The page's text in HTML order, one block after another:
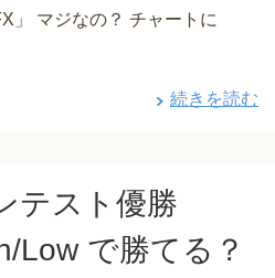
」 マジなの？ チャートに
続きを読む
テスト優勝
Low で勝てる？